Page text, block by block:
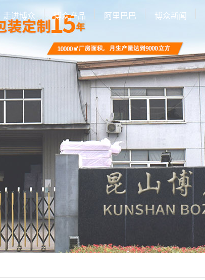
走进博众 博众产品
EPE珍珠棉
异型EPE
EPE定制
阿里巴巴 博众新闻
公司新闻
行业新闻
技术知识